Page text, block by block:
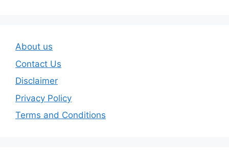
About us
Contact Us
Disclaimer
Privacy Policy
Terms and Conditions